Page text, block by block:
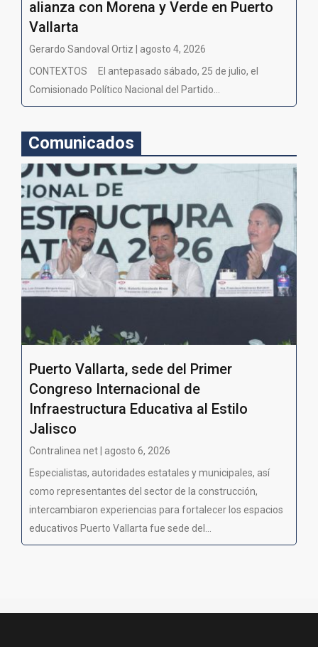
alianza con Morena y Verde en Puerto
Vallarta
Gerardo Sandoval Ortiz | agosto 4, 2026
CONTEXTOS El antepasado sábado, 25 de julio, el
Comisionado Político Nacional del Partido...
Comunicados
Puerto Vallarta, sede del Primer
Congreso Internacional de
Infraestructura Educativa al Estilo
Jalisco
Contralinea net | agosto 6, 2026
Especialistas, autoridades estatales y municipales, así
como representantes del sector de la construcción,
intercambiaron experiencias para fortalecer los espacios
educativos Puerto Vallarta fue sede del...